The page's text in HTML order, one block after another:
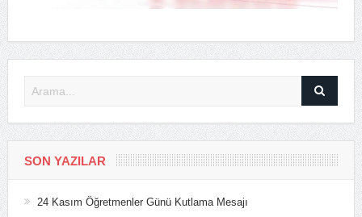
SON YAZILAR
24 Kasım Öğretmenler Günü Kutlama Mesajı